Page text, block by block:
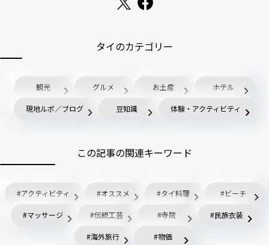
タイのカテゴリー
観光 グルメ お土産 ホテル
現地ルポ／ブログ 豆知識 体験・アクティビティ
この記事の関連キーワード
アクティビティ オススメ タイ料理 ビーチ
マッサージ 伝統工芸 寺院 民族衣装
海外旅行 物価